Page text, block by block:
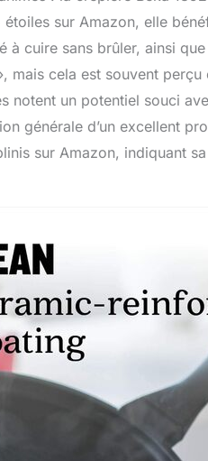
sur Amazon, elle
à cuire sans brûler, ainsi
mais cela est souvent
notent un potentiel souci
générale d’un excellent
sur Amazon, indiquant